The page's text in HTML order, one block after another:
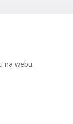
na webu.